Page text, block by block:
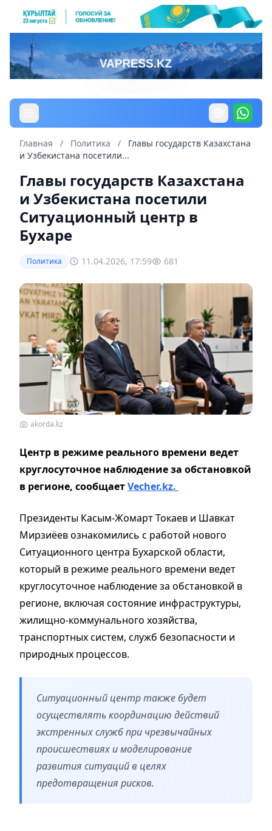
Главная / Политика /
Главы государств Казахстана
и Узбекистана посетили...
Главы государств Казахстана
и Узбекистана посетили
Ситуационный центр в
Бухаре
Политика 11.04.2026, 17:59 681
akorda.kz
Центр в режиме реального времени ведет
круглосуточное наблюдение за обстановкой
в регионе, сообщаетVecher.kz.
Президенты Касым-Жомарт Токаев и Шавкат
Мирзиёев ознакомились с работой нового
Ситуационного центра Бухарской области,
который в режиме реального времени ведет
круглосуточное наблюдение за обстановкой в
регионе, включая состояние инфраструктуры,
жилищно-коммунального хозяйства,
транспортных систем, служб безопасности и
природных процессов.
Ситуационный центр также будет
осуществлять координацию действий
экстренных служб при чрезвычайных
происшествиях и моделирование
развития ситуаций в целях
предотвращения рисков.